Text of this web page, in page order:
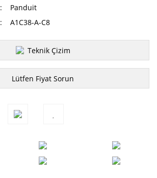
Panduit
A1C38-A-C8
Teknik Çizim
Lütfen Fiyat Sorun